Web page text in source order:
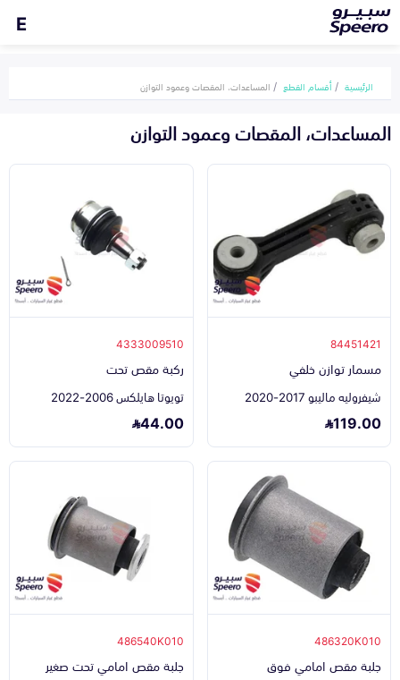
E
الرئيسية أقسام القطع المساعدات، المقصات وعمود التوازن
المساعدات، المقصات وعمود التوازن
84451421
مسمار توازن خلفي
شيفروليه ماليبو 2017-2020
119.00
4333009510
ركبة مقص تحت
تويوتا هايلكس 2006-2022
44.00
486320K010
جلبة مقص امامي فوق
486540K010
جلبة مقص امامي تحت صغير